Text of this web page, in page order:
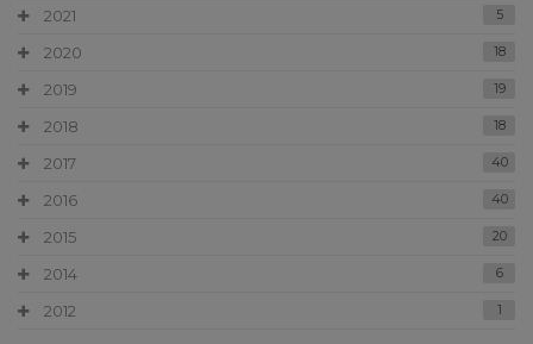
2021 5
2020 18
2019 19
2018 18
2017 40
2016 40
2015 20
2014 6
2012 1